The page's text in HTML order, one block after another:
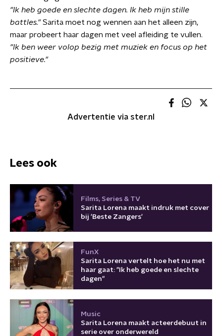
"Ik heb goede en slechte dagen. Ik heb mijn stille
battles."Sarita moet nog wennen aan het alleen zijn,
maar probeert haar dagen met veel afleiding te vullen.
"Ik ben weer volop bezig met muziek en focus op het
positieve."
Advertentie via ster.nl
Lees ook
Films, Series & TV
Sarita Lorena maakt indruk met cover
bij 'Beste Zangers'
FunX
Sarita Lorena vertelt hoe het nu met
haar gaat: "Ik heb goede en slechte
dagen"
Music
Sarita Lorena maakt acteerdebuut in
serie over onderwereld